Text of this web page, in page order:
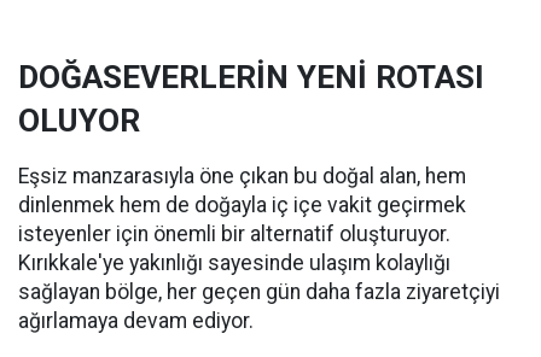
DOĞASEVERLERİN YENİ ROTASI
OLUYOR
Eşsiz manzarasıyla öne çıkan bu doğal alan, hem
dinlenmek hem de doğayla iç içe vakit geçirmek
isteyenler için önemli bir alternatif oluşturuyor.
Kırıkkale'ye yakınlığı sayesinde ulaşım kolaylığı
sağlayan bölge, her geçen gün daha fazla ziyaretçiyi
ağırlamaya devam ediyor.